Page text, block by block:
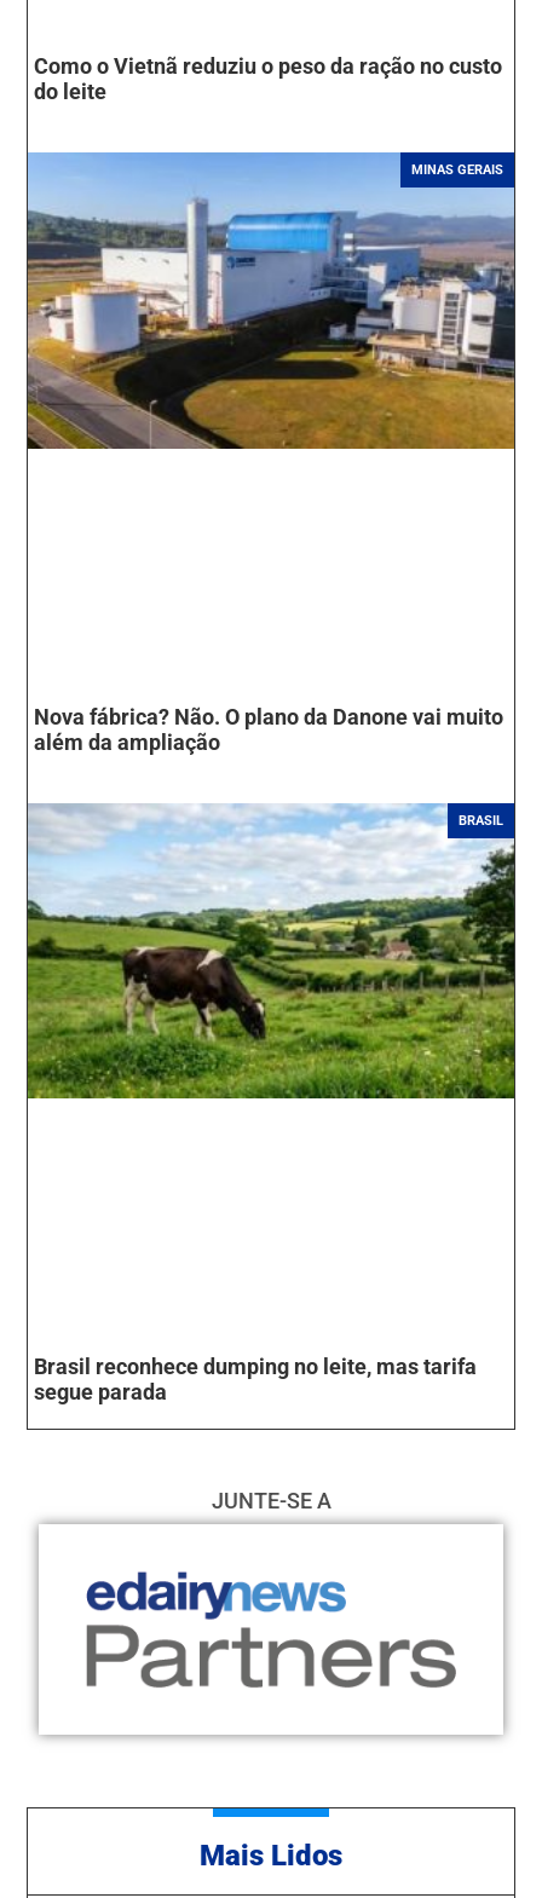
Como o Vietnã reduziu o peso da ração no custo
do leite
MINAS GERAIS
Nova fábrica? Não. O plano da Danone vai muito
além da ampliação
BRASIL
Brasil reconhece dumping no leite, mas tarifa
segue parada
JUNTE-SE A
Mais Lidos